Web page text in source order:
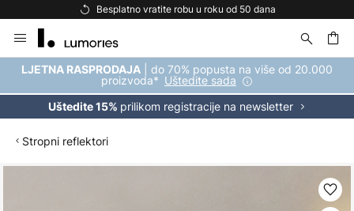
robu u roku od 50 dana
to
Content
LJETNA RASPRODAJA | do 70% popusta na više od 20.000
proizvoda* Uštedite sada
Uštedite 15% prilikom registracije na newsletter
Stropni reflektori